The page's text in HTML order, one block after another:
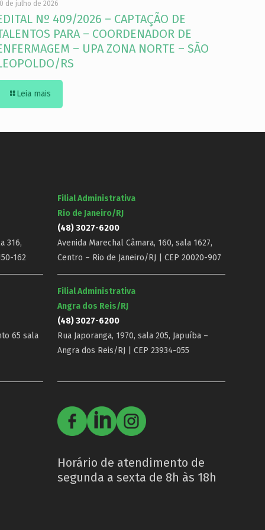
de julho de 2026
Nº 409/2026 – CAPTAÇÃO DE
PARA – COORDENADOR DE
– UPA ZONA NORTE – SÃO
RS
Leia mais
316,
162
65 sala
Filial Administrativa
Rio de Janeiro/RJ
(48) 3027-6200
Avenida Marechal Câmara, 160, sala 1627,
Centro – Rio de Janeiro/RJ | CEP 20020-907
Filial Administrativa
Angra dos Reis/RJ
(48) 3027-6200
Rua Japoranga, 1970, sala 205, Japuíba –
Angra dos Reis/RJ | CEP 23934-055
Horário de atendimento de
segunda a sexta de 8h às 18h